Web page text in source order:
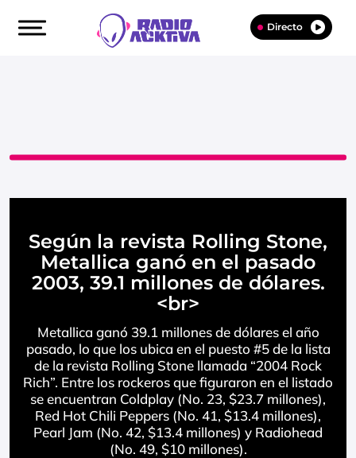
Directo
Según la revista Rolling Stone,
Metallica ganó en el pasado
2003, 39.1 millones de dólares.
<br>
Metallica ganó 39.1 millones de dólares el año
pasado, lo que los ubica en el puesto #5 de la lista
de la revista Rolling Stone llamada “2004 Rock
Rich”. Entre los rockeros que figuraron en el listado
se encuentran Coldplay (No. 23, $23.7 millones),
Red Hot Chili Peppers (No. 41, $13.4 millones),
Pearl Jam (No. 42, $13.4 millones) y Radiohead
(No. 49, $10 millones).